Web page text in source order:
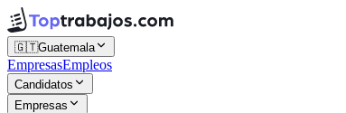
🇬🇹Guatemala
EmpresasEmpleos
Candidatos
Empresas